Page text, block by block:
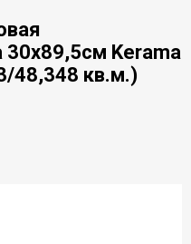
30х89,5см Kerama
48,348 кв.м.)